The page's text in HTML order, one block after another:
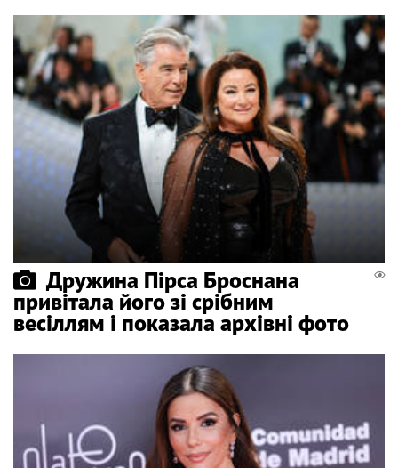
Дружина Пірса Броснана
привітала його зі срібним
весіллям і показала архівні фото